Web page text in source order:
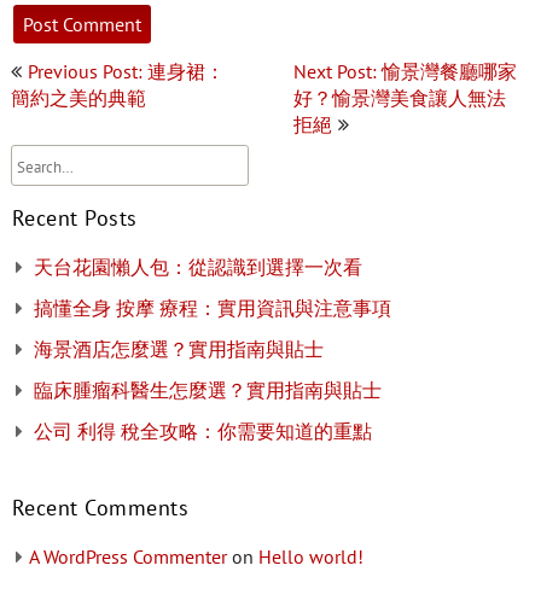
Post
navigation
Previous Post: 連身裙：
簡約之美的典範
Next Post: 愉景灣餐廳哪家
好？愉景灣美食讓人無法
拒絕
Recent Posts
天台花園懶人包：從認識到選擇一次看
搞懂全身 按摩 療程：實用資訊與注意事項
海景酒店怎麼選？實用指南與貼士
臨床腫瘤科醫生怎麼選？實用指南與貼士
公司 利得 稅全攻略：你需要知道的重點
Recent Comments
A WordPress Commenteron Hello world!